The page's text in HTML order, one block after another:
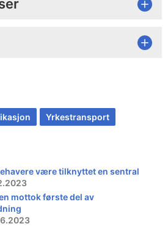
Yrkestransport
være tilknyttet en sentral
mottok første del av